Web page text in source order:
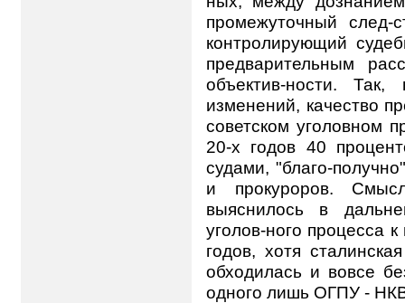
промежуточный
контролирующий
предварительным
объектив-ности.
изменений, качество
советском уголовном
20-х годов 40
судами, "благо-
и прокуроров.
выяснилось в
уголов-ного процесса
годов, хотя
обходилась и вовсе
одного лишь ОГПУ -